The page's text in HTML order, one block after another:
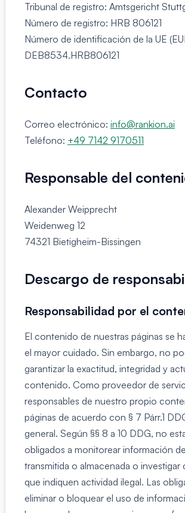
Tribunal de registro: Amtsgericht
Número de registro: HRB 806121
Número de identificación de la UE
DEB8534.HRB806121
Contacto
Correo electrónico: info@rankion.ai
Teléfono: +49 7142 9170511
Responsable del
Alexander Weipprecht
Weidenweg 12
74321 Bietigheim-Bissingen
Descargo de
Responsabilidad por el
El contenido de nuestras páginas se
el mayor cuidado. Sin embargo, no
garantizar la exactitud, integridad y
contenido. Como proveedor de
responsables de nuestro propio
páginas de acuerdo con § 7 Párr.1
general. Según §§ 8 a 10 DDG, no
obligados a monitorear información
transmitida o almacenada o investigar
que indiquen actividad ilegal. Las
eliminar o bloquear el uso de